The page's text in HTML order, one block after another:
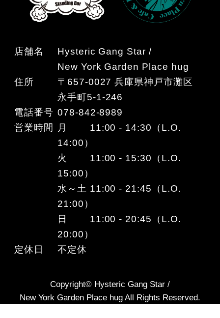
店舗名
Hysteric Gang Star /
New York Garden Place hug
住所
〒657-0027 兵庫県神戸市灘区
永手町5-1-246
電話番号 078-842-8989
営業時間
月 11:00 - 14:30（L.O.
14:00）
火 11:00 - 15:30（L.O.
15:00）
水～土 11:00 - 21:45（L.O.
21:00）
日 11:00 - 20:45（L.O.
20:00）
定休日
不定休
Copyright© Hysteric Gang Star /
New York Garden Place hug All Rights Reserved.